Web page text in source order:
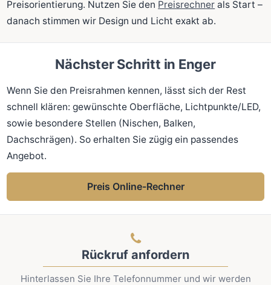
Preisorientierung. Nutzen Sie den Preisrechner als Start –
danach stimmen wir Design und Licht exakt ab.
Nächster Schritt in Enger
Wenn Sie den Preisrahmen kennen, lässt sich der Rest
schnell klären: gewünschte Oberfläche, Lichtpunkte/LED,
sowie besondere Stellen (Nischen, Balken,
Dachschrägen). So erhalten Sie zügig ein passendes
Angebot.
Preis Online-Rechner
Rückruf anfordern
Hinterlassen Sie Ihre Telefonnummer und wir werden